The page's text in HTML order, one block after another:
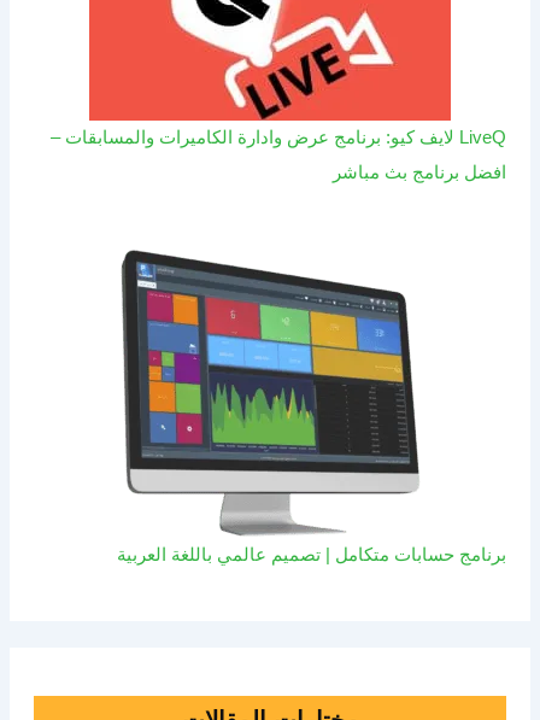
LiveQ لايف كيو: برنامج عرض وادارة الكاميرات والمسابقات –
افضل برنامج بث مباشر
برنامج حسابات متكامل | تصميم عالمي باللغة العربية